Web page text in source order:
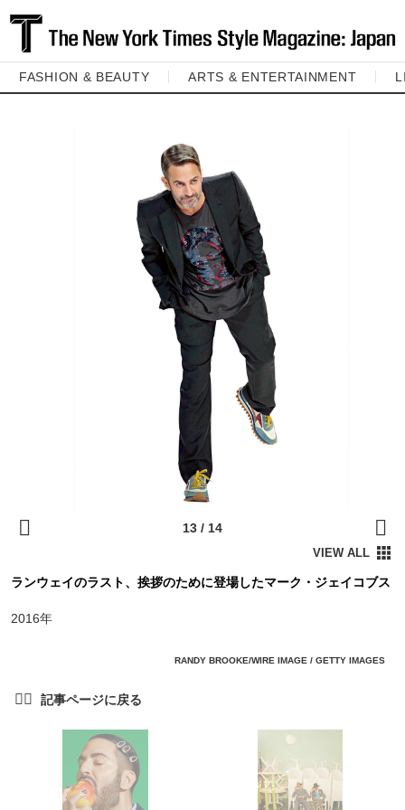
FASHION & BEAUTY ARTS & ENTERTAINMENT
ランウェイのラスト、挨拶のために登場したマーク・ジェイコブス
2016年
RANDY BROOKE/WIRE IMAGE / GETTY IMAGES